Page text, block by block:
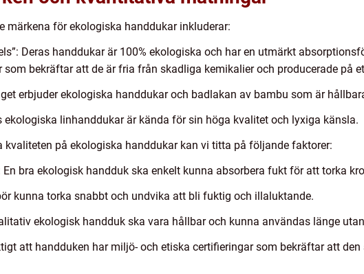
märkena för ekologiska handdukar inkluderar:
Deras handdukar är 100% ekologiska och har en utmärkt
bekräftar att de är fria från skadliga kemikalier och producerade på
erbjuder ekologiska handdukar och badlakan av bambu som är
ekologiska linhanddukar är kända för sin höga kvalitet och lyxiga känsla.
kvaliteten på ekologiska handdukar kan vi titta på följande faktorer:
bra ekologisk handduk ska enkelt kunna absorbera fukt för att torka
kunna torka snabbt och undvika att bli fuktig och illaluktande.
ekologisk handduk ska vara hållbar och kunna användas länge
att handduken har miljö- och etiska certifieringar som bekräftar att